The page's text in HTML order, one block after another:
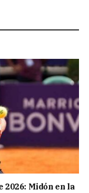
2026: Midón en la